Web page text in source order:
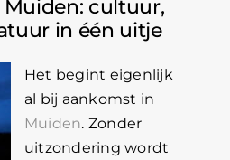
cultuur,
in één uitje
Het begint eigenlijk
al bij aankomst in
Muiden. Zonder
uitzondering wordt